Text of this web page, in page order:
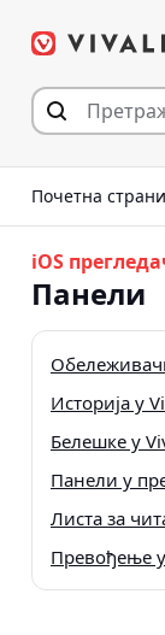
Почетна
iOS
Панели
Историја у
Белешке у
Панели у
Листа за
Превођење